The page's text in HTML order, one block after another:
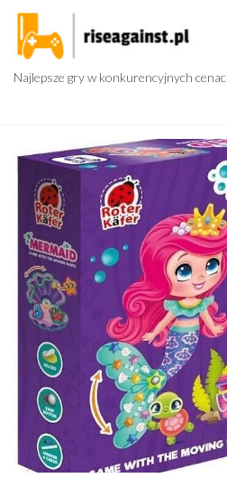
Przejdź
treści
Najlepsze gry w konkurencyjnych